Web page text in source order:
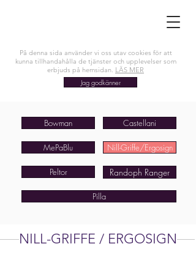
På denna sida använder vi oss utav cookies för att
kunna tillhandahålla de tjänster och upplevelser som
erbjuds på hemsidan. LÄS MER
Jag godkänner
Bowman
MePaBlu
Peltor
Castellani
Nill-Griffe/Ergosign
Randoph Ranger
Pilla
NILL-GRIFFE / ERGOSIGN